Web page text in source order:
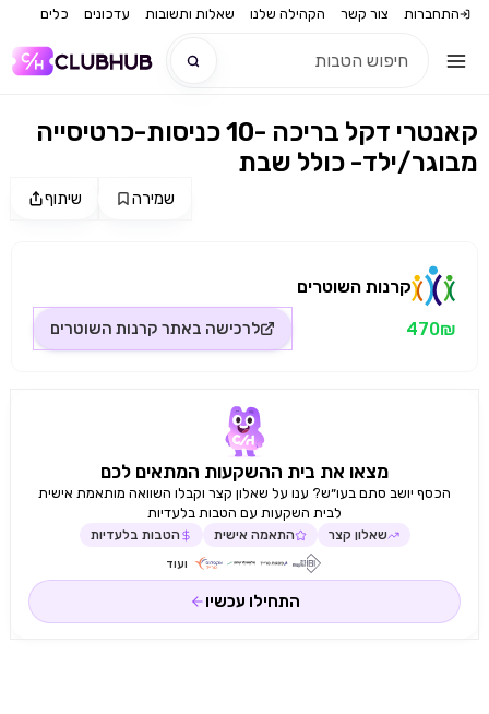
התחברות צור קשר הקהילה שלנו שאלות ותשובות עדכונים כלים
שיתוף שמירה
קאנטרי דקל בריכה -10 כניסות-כרטיסייה
מבוגר/ילד- כולל שבת
קרנות השוטרים
470₪ לרכישה באתר קרנות השוטרים
מצאו את בית ההשקעות המתאים לכם
הכסף יושב סתם בעו״ש? ענו על שאלון קצר וקבלו השוואה מותאמת אישית
לבית השקעות עם הטבות בלעדיות
שאלון קצר התאמה אישית הטבות בלעדיות
ועוד
התחילו עכשיו